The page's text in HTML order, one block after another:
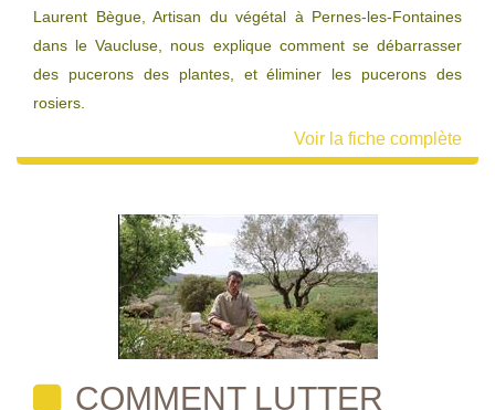
Laurent Bègue, Artisan du végétal à Pernes-les-Fontaines
dans le Vaucluse, nous explique comment se débarrasser
des pucerons des plantes, et éliminer les pucerons des
rosiers.
Voir la fiche complète
COMMENT LUTTER